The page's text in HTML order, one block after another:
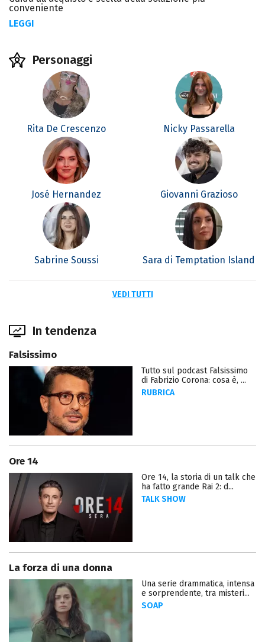
conveniente
LEGGI
Personaggi
Rita De Crescenzo Nicky Passarella
José Hernandez Giovanni Grazioso
Sabrine Soussi Sara di Temptation Island
VEDI TUTTI
In tendenza
Falsissimo
Tutto sul podcast Falsissimo
di Fabrizio Corona: cosa è, ...
RUBRICA
Ore 14
Ore 14, la storia di un talk che
ha fatto grande Rai 2: d...
TALK SHOW
La forza di una donna
Una serie drammatica, intensa
e sorprendente, tra misteri...
SOAP